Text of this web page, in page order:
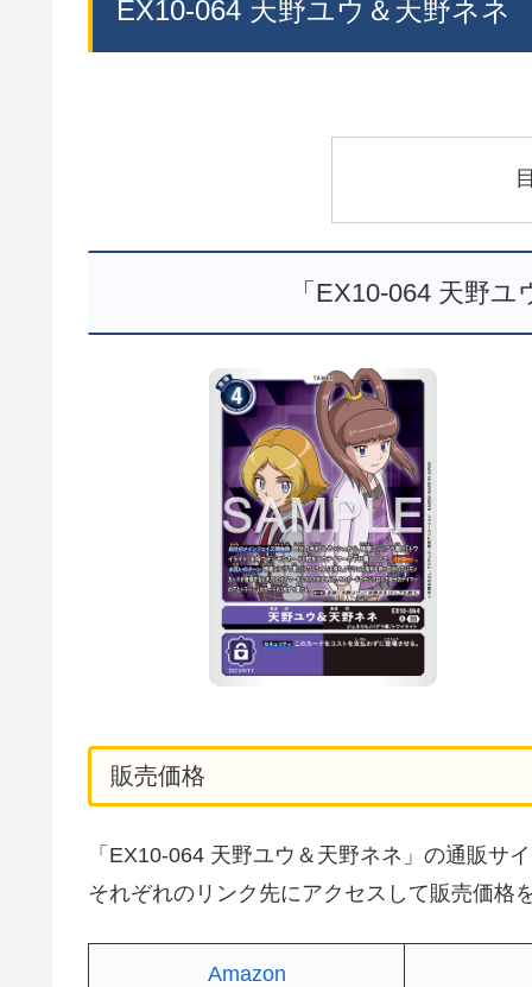
EX10-064 天野ユウ＆天野ネネ
「EX10-064 天野
販売価格
「EX10-064 天野ユウ＆天野ネネ」の通販サ
それぞれのリンク先にアクセスして販売価格
Amazon